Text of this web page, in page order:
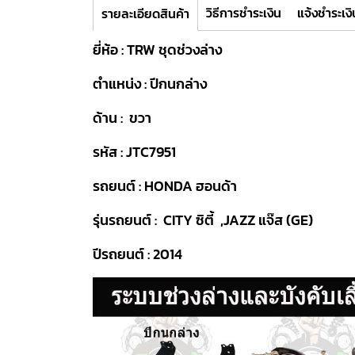
รายละเอียดสินค้า วิธีการชำระเงิน แจ้งชำระเ
ยี่ห้อ : TRW ชุดช่วงล่าง
ตำแหน่ง : ปีกนกล่าง
ด้าน : ขวา
รหัส : JTC7951
รถยนต์ : HONDA ฮอนด้า
รุ่นรถยนต์ : CITY ซิตี้ ,JAZZ แจ๊ส (GE)
ปีรถยนต์ : 2014